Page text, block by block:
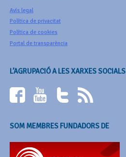
Avís legal
Política de privacitat
Política de cookies
Portal de transparència
L’AGRUPACIÓ A LES XARXES SOCIALS
SOM MEMBRES FUNDADORS DE